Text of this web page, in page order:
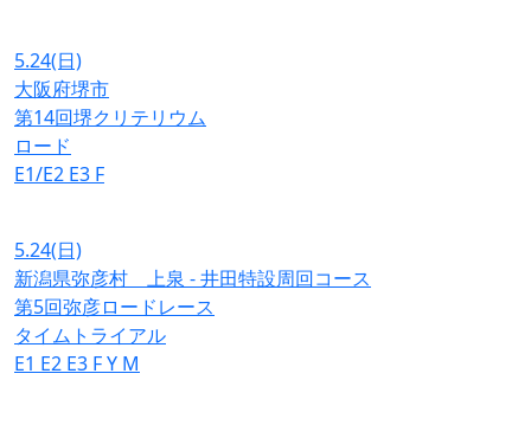
5.24(日)
大阪府堺市
第14回堺クリテリウム
ロード
E1/E2 E3 F
5.24(日)
新潟県弥彦村 上泉 - 井田特設周回コース
第5回弥彦ロードレース
タイムトライアル
E1 E2 E3 FY M